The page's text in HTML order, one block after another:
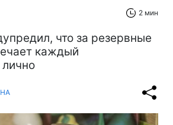
2 мин
что за резервные
каждый
лично